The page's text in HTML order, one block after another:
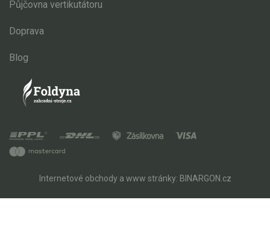
Půjčovna vertikutátoru
Doprava
Blog
Internetové obchodya www stránky: BINARGON.cz